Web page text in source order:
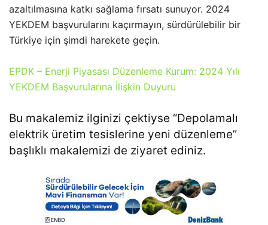
azaltılmasına katkı sağlama fırsatı sunuyor. 2024
YEKDEM başvurularını kaçırmayın, sürdürülebilir bir
Türkiye için şimdi harekete geçin.
EPDK – Enerji Piyasası Düzenleme Kurum: 2024 Yılı
YEKDEM Başvurularına İlişkin Duyuru
Bu makalemiz ilginizi çektiyse “Depolamalı
elektrik üretim tesislerine yeni düzenleme”
başlıklı makalemizi de ziyaret ediniz.